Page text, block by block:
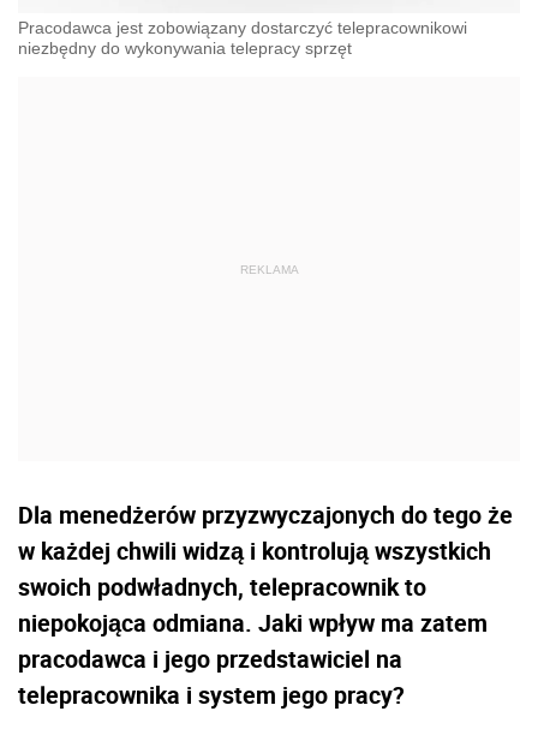
Pracodawca jest zobowiązany dostarczyć telepracownikowi
niezbędny do wykonywania telepracy sprzęt
Dla menedżerów przyzwyczajonych do tego że
w każdej chwili widzą i kontrolują wszystkich
swoich podwładnych, telepracownik to
niepokojąca odmiana. Jaki wpływ ma zatem
pracodawca i jego przedstawiciel na
telepracownika i system jego pracy?